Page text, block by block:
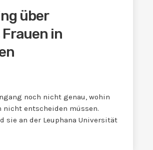
über
in
noch nicht genau, wohin
nicht entscheiden müssen.
sie an der Leuphana Universität